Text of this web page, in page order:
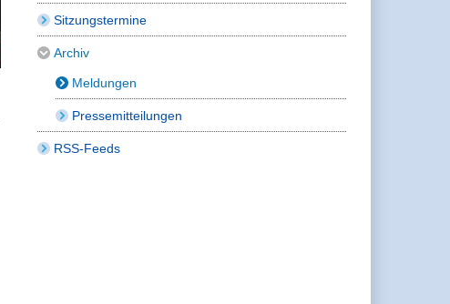
Sitzungstermine
Archiv
Meldungen
Pressemitteilungen
RSS-Feeds